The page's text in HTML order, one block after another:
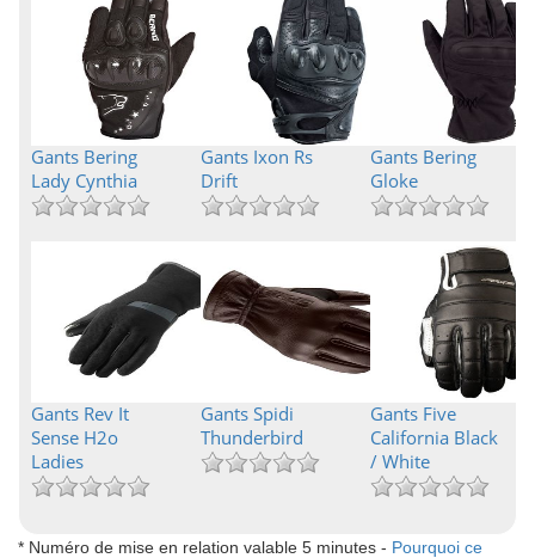
Gants Bering
Lady Cynthia
Gants Ixon Rs
Drift
Gants Bering
Gloke
Gants Rev It
Sense H2o
Ladies
Gants Spidi
Thunderbird
Gants Five
California Black
/ White
* Numéro de mise en relation valable 5 minutes - Pourquoi ce